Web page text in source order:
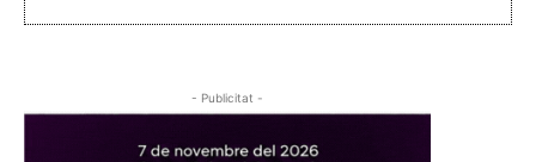
- Publicitat -